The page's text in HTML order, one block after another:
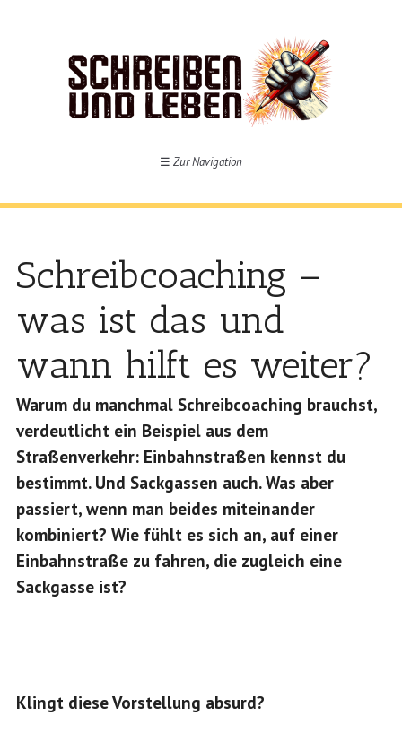
☰ Zur Navigation
Schreibcoaching –
was ist das und
wann hilft es weiter?
Warum du manchmal Schreibcoaching brauchst,
verdeutlicht ein Beispiel aus dem
Straßenverkehr: Einbahnstraßen kennst du
bestimmt. Und Sackgassen auch. Was aber
passiert, wenn man beides miteinander
kombiniert? Wie fühlt es sich an, auf einer
Einbahnstraße zu fahren, die zugleich eine
Sackgasse ist?
Klingt diese Vorstellung absurd?